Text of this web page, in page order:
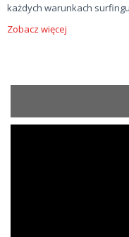
każdych warunkach
Zobacz więcej